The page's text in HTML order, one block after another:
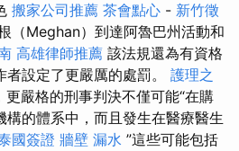
搬家公司推薦 茶會點心 - 新竹徵
（Meghan）到達阿魯巴州活動和
高雄律師推薦 該法規還為有資格
設定了更嚴厲的處罰。 護理之
更嚴格的刑事判決不僅可能“在購
構的體系中，而且發生在醫療醫生
國簽證 牆壁 漏水 ”這些可能包括